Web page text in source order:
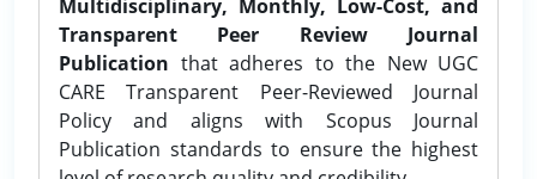
Multidisciplinary, Monthly, Low-Cost, and
Transparent Peer Review Journal
Publication that adheres to the New UGC
CARE Transparent Peer-Reviewed Journal
Policy and aligns with Scopus Journal
Publication standards to ensure the highest